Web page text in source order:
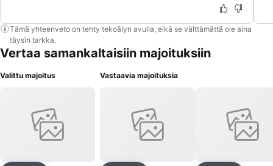
Tämä yhteenveto on tehty tekoälyn avulla, eikä se välttämättä ole aina
täysin tarkka.
Vertaa samankaltaisiin majoituksiin
Valittu majoitus Vastaavia majoituksia